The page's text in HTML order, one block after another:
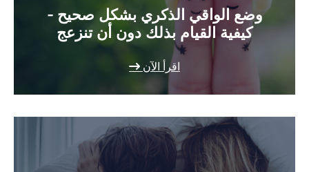
وضع الواقي الذكري بشكل صحيح -
كيفية القيام بذلك دون أن تنزعج
اقرأ الآن